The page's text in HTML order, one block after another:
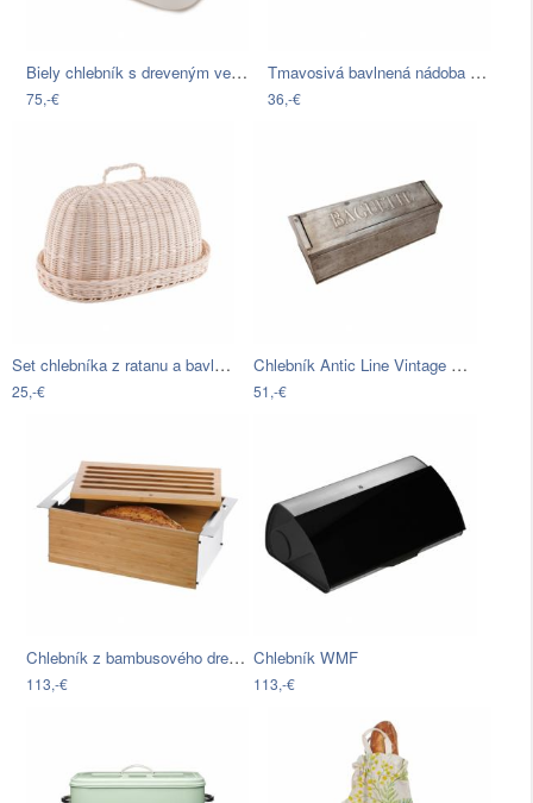
Biely chlebník s dreveným vekom Josoph…
75,-€
Tmavosivá bavlnená nádoba na pečivo so…
36,-€
Set chlebníka z ratanu a bavlnenej…
25,-€
Chlebník Antic Line Vintage Baguette
51,-€
Chlebník z bambusového dreva WMF, 43 x…
113,-€
Chlebník WMF
113,-€